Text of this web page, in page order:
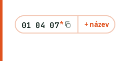
01 04 07* + název